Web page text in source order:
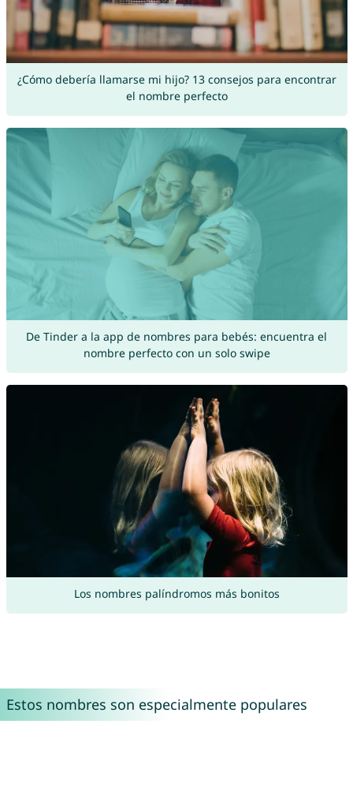
¿Cómo debería llamarse mi hijo? 13 consejos para encontrar
el nombre perfecto
De Tinder a la app de nombres para bebés: encuentra el
nombre perfecto con un solo swipe
Los nombres palíndromos más bonitos
Estos nombres son especialmente populares